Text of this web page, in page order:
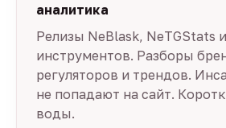
аналитика
Релизы NeBlask, NeTGStats
инструментов. Разборы
регуляторов и трендов.
не попадают на сайт.
воды.